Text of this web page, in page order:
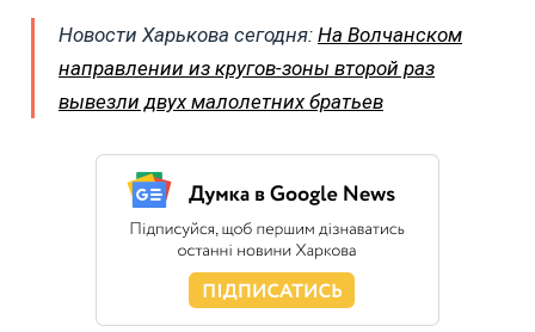
Новости Харькова сегодня: На Волчанском
направлении из кругов-зоны второй раз
вывезли двух малолетних братьев